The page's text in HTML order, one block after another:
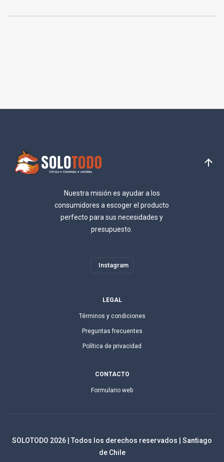
Nuestra misión es ayudar a los
consumidores a escoger el producto
perfecto para sus necesidades y
presupuesto.
Instagram
LEGAL
Términos y condiciones
Preguntas frecuentes
Política de privacidad
CONTACTO
Formulario web
SOLOTODO 2026 | Todos los derechos reservados | Santiago
de Chile